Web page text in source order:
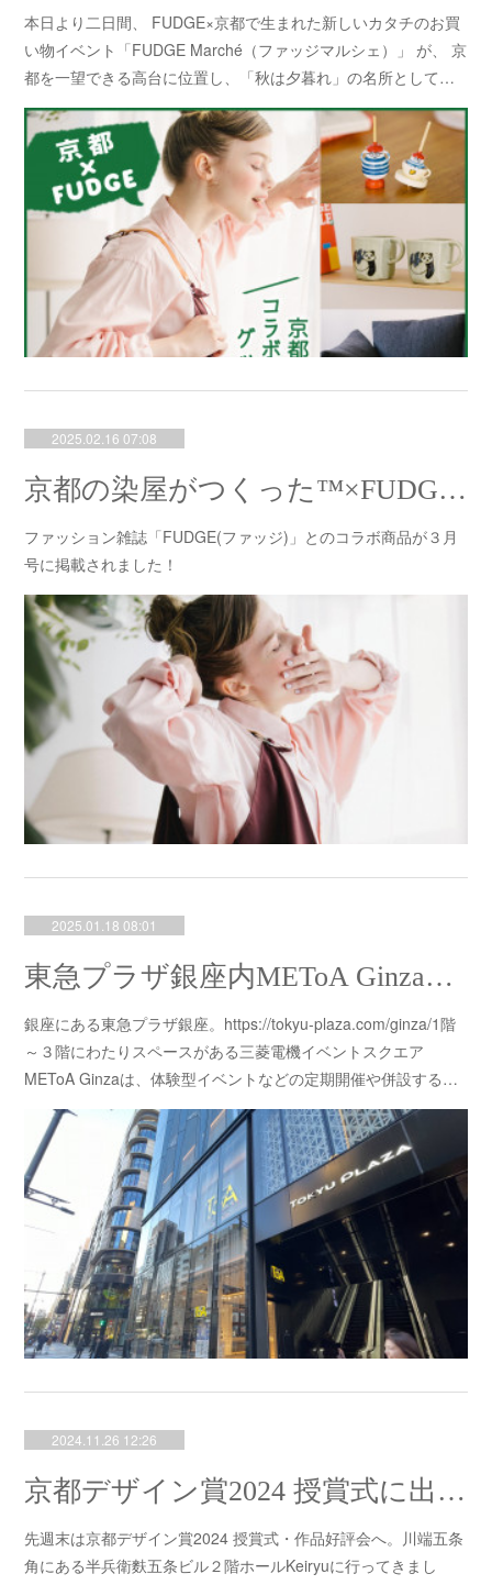
本日より二日間、 FUDGE×京都で生まれた新しいカタチのお買
い物イベント「FUDGE Marché（ファッジマルシェ）」 が、 京
都を一望できる高台に位置し、「秋は夕暮れ」の名所として…
2025.02.16 07:08
京都の染屋がつくった™×FUDGEコラボ
ファッション雑誌「FUDGE(ファッジ)」とのコラボ商品が３月
号に掲載されました！
2025.01.18 08:01
東急プラザ銀座内METoA Ginzaにて京都の染屋がつくった™製品の取り扱いが始まりました。
銀座にある東急プラザ銀座。https://tokyu-plaza.com/ginza/1階
～３階にわたりスペースがある三菱電機イベントスクエア
METoA Ginzaは、体験型イベントなどの定期開催や併設する…
2024.11.26 12:26
京都デザイン賞2024 授賞式に出席しました。
先週末は京都デザイン賞2024 授賞式・作品好評会へ。川端五条
角にある半兵衛麩五条ビル２階ホールKeiryuに行ってきまし